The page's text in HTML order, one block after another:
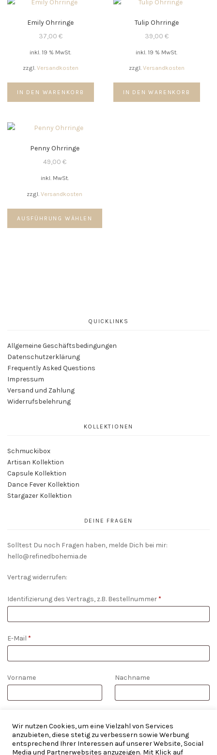
Emily Ohrringe
37,00 €
inkl. 19 % MwSt.
zzgl. Versandkosten
IN DEN WARENKORB
Tulip Ohrringe
39,00 €
inkl. 19 % MwSt.
zzgl. Versandkosten
IN DEN WARENKORB
Penny Ohrringe
49,00 €
inkl. MwSt.
zzgl.Versandkosten
AUSFÜHRUNG WÄHLEN
Dieses
weist
der
gewählt
QUICKLINKS
Allgemeine Geschäftsbedingungen
Datenschutzerklärung
Frequently Asked Questions
Impressum
Versand und Zahlung
Widerrufsbelehrung
KOLLEKTIONEN
Schmuckibox
Artisan Kollektion
Capsule Kollektion
Dance Fever Kollektion
Stargazer Kollektion
DEINE FRAGEN
Solltest Du noch Fragen haben, melde Dich bei mir:
hello@refinedbohemia.de
Vertrag widerrufen:
Identifizierung des Vertrags, z.B. Bestellnummer*
E-Mail *
E-
Vorname Nachname
WIDERRUF BESTÄTIGEN
Wir nutzen Cookies, um eine Vielzahl von Services
anzubieten, diese stetig zu verbessern sowie Werbung
entsprechend Ihrer Interessen auf unserer Website, Social
Media und Partnerwebsites anzuzeigen. Mit Klick auf